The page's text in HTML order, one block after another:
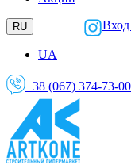
RU
UA
Вход
+38 (067) 374-73-00